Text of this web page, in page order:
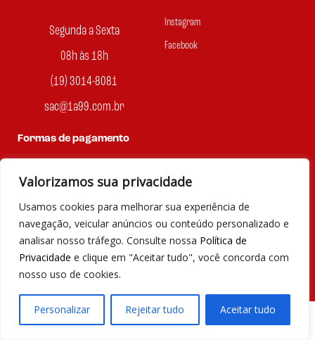
Valorizamos sua privacidade
Usamos cookies para melhorar sua experiência de
navegação, veicular anúncios ou conteúdo personalizado e
analisar nosso tráfego. Consulte nossa Política de
Privacidade e clique em "Aceitar tudo", você concorda com
nosso uso de cookies.
Personalizar Rejeitar tudo Aceitar tudo
Segunda a Sexta
08h às 18h
(19) 3014-8081
sac@1a99.com.br
Instagram
Facebook
Formas de pagamento
© 2023 por Agência Maples. Loja 1A99 Cada achado é um barato
– Todos os direitos reservados.